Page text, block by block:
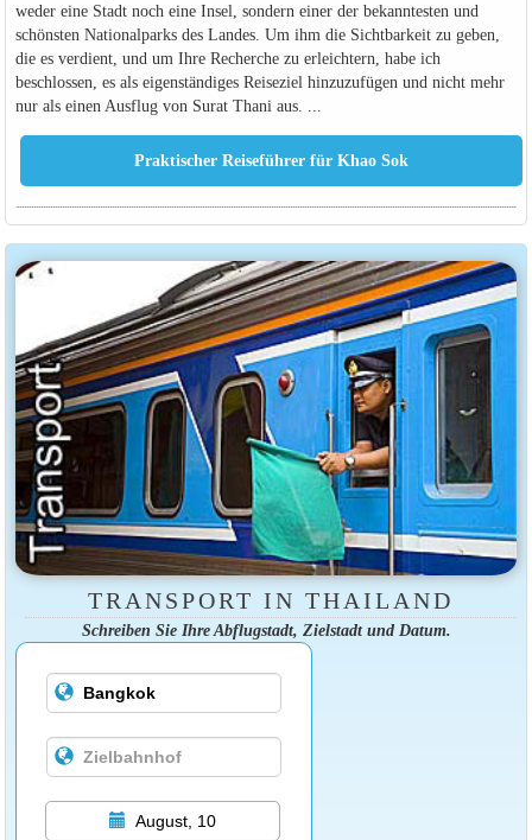
weder eine Stadt noch eine Insel, sondern einer der bekanntesten und
schönsten Nationalparks des Landes. Um ihm die Sichtbarkeit zu geben,
die es verdient, und um Ihre Recherche zu erleichtern, habe ich
beschlossen, es als eigenständiges Reiseziel hinzuzufügen und nicht mehr
nur als einen Ausflug von Surat Thani aus. ...
TRANSPORT IN THAILAND
Schreiben Sie Ihre Abflugstadt, Zielstadt und Datum.
August, 10